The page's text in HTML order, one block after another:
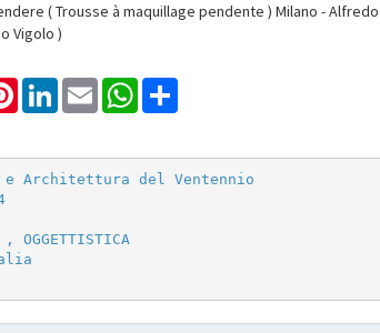
( Trousse à maquillage pendente ) Milano - Alfredo
Vigolo )
PinterestLinkedInEmail WhatsApp
e Architettura del Ventennio
, OGGETTISTICA